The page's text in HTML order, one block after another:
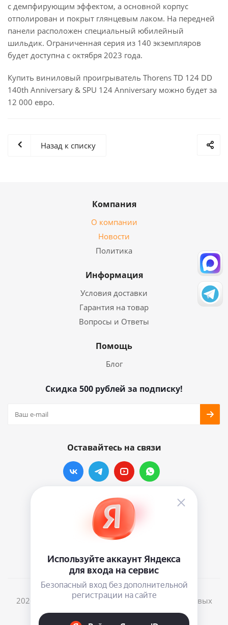
с демпфирующим эффектом, а основной корпус
отполирован и покрыт глянцевым лаком. На передней
панели расположен специальный юбилейный
шильдик. Ограниченная серия из 140 экземпляров
будет доступна с октября 2023 года.
Купить виниловый проигрыватель Thorens TD 124 DD
140th Anniversary & SPU 124 Anniversary можно будет за
12 000 евро.
Назад к списку
Компания
О компании
Новости
Политика
Информация
Условия доставки
Гарантия на товар
Вопросы и Ответы
Помощь
Блог
Скидка 500 рублей за подписку!
Оставайтесь на связи
Наши контакты
info@vinylmarkt.ru
2026 © Винилмаркт - интернет-магазин виниловых
пластинок